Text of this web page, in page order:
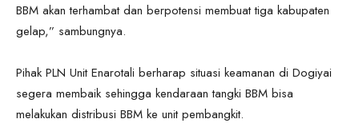
BBM akan terhambat dan berpotensi membuat tiga kabupaten
gelap,” sambungnya.
Pihak PLN Unit Enarotali berharap situasi keamanan di Dogiyai
segera membaik sehingga kendaraan tangki BBM bisa
melakukan distribusi BBM ke unit pembangkit.